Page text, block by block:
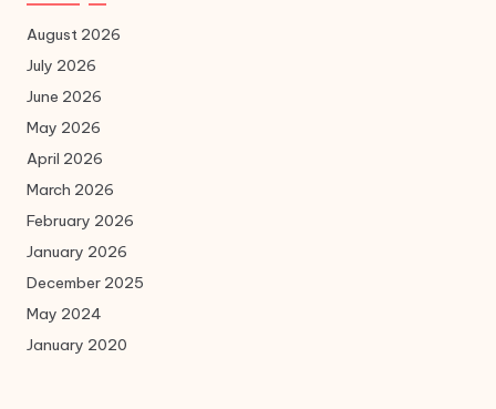
August 2026
July 2026
June 2026
May 2026
April 2026
March 2026
February 2026
January 2026
December 2025
May 2024
January 2020